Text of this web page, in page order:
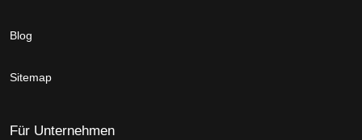
Blog
Sitemap
Für Unternehmen